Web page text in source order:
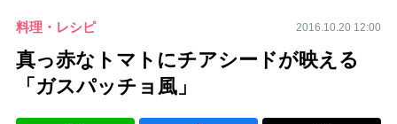
料理・レシピ 2016.10.20 12:00
真っ赤なトマトにチアシードが映える
「ガスパッチョ風」